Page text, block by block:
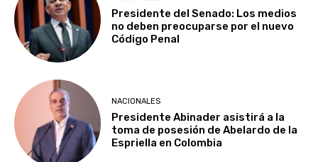
Presidente del Senado: Los medios
no deben preocuparse por el nuevo
Código Penal
NACIONALES
Presidente Abinader asistirá a la
toma de posesión de Abelardo de la
Espriella en Colombia